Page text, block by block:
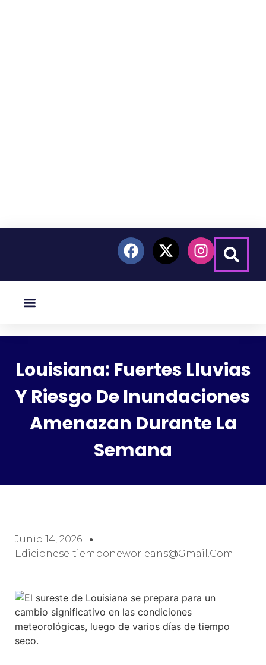
Louisiana: Fuertes Lluvias
Y Riesgo De Inundaciones
Amenazan Durante La
Semana
Junio 14, 2026
Edicioneseltiemponeworleans@gmail.com